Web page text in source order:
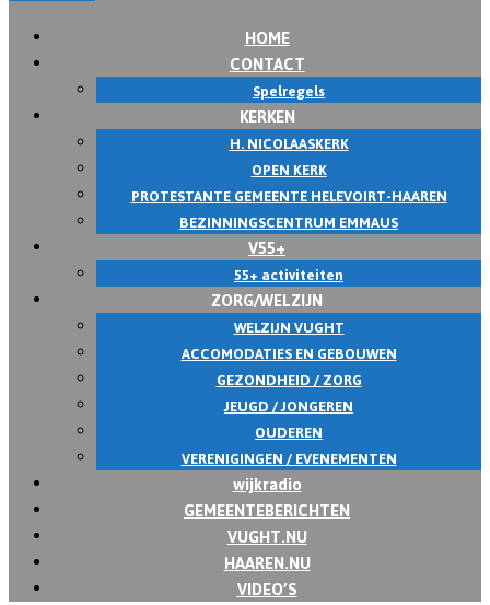
HOME
CONTACT
Spelregels
KERKEN
H. NICOLAASKERK
OPEN KERK
PROTESTANTE GEMEENTE HELEVOIRT-HAAREN
BEZINNINGSCENTRUM EMMAUS
V55+
55+ activiteiten
ZORG/WELZIJN
WELZIJN VUGHT
ACCOMODATIES EN GEBOUWEN
GEZONDHEID / ZORG
JEUGD / JONGEREN
OUDEREN
VERENIGINGEN / EVENEMENTEN
wijkradio
GEMEENTEBERICHTEN
VUGHT.NU
HAAREN.NU
VIDEO’S